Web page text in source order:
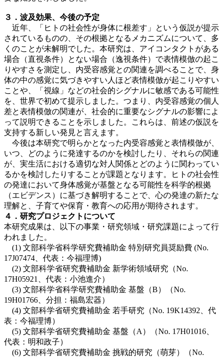
３．波及効果、今後の予定
近年、「ヒトの社会性が身体に根差す」という仮説が提示
されているものの、その根拠となるメカニズムについて、多
くのことが未解明でした。本研究は、アイコンタクトがある
場合（直視条件）とない場合（逸視条件）で表情模倣の起こ
りやすさを測定し、内受容感覚との関連を調べることで、身
体の中の感覚に気づきやすい人ほど表情模倣が起こりやすい
ことや、「視線」などの社会的シグナルに敏感である可能性
を、世界で初めて提示しました。つまり、内受容感覚の個人
差と表情模倣の関連が、社会的に重要なシグナルの影響によ
って説明できることを示しました。これらは、前述の仮説を
支持する新しい発見と言えます。
今後は本研究で明らかとなった内受容感覚と表情模倣が、
いつ、どのように発達するのかを検討したり、それらの関連
が、実生活における適切な対人関係とどのように関わってい
るかを検討したりすることが課題となります。ヒトの社会性
の発達において身体感覚が基盤となる可能性を科学的根拠
（エビデンス）に基づき解明することで、心の発達の新たな
理解と、子育てや保育・教育への応用が期待されます。
４．研究プロジェクトについて
本研究成果は、以下の事業・研究領域・研究課題によって行
われました。
(1) 文部科学省科学研究費補助金 特別研究員奨励費 (No.
17J07474、代表：今福理博)
(2) 文部科学省研究費補助金 新学術領域研究（No.
17H05921、代表：小池進介）
(3) 文部科学省科学研究費補助金 基盤（B）（No.
19H01766、分担：福島宏器）
(4) 文部科学省研究費補助金 若手研究（No. 19K14392、代
表：今福理博）
(5) 文部科学省研究費補助金 基盤（A）（No. 17H01016、
代表：明和政子）
(6) 文部科学省研究費補助金 挑戦的研究（萌芽）（No.